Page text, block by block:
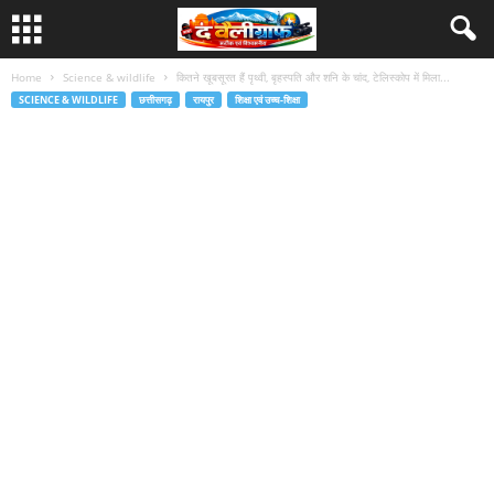
Home Science & wildlife कितने खूबसूरत हैं पृथ्वी, बृहस्पति और शनि के चांद, टेलिस्कोप में मिला...
SCIENCE & WILDLIFE छत्तीसगढ़ रायपुर शिक्षा एवं उच्च-शिक्षा